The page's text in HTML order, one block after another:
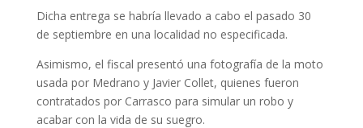
Dicha entrega se habría llevado a cabo el pasado 30
de septiembre en una localidad no especificada.
Asimismo, el fiscal presentó una fotografía de la moto
usada por Medrano y Javier Collet, quienes fueron
contratados por Carrasco para simular un robo y
acabar con la vida de su suegro.